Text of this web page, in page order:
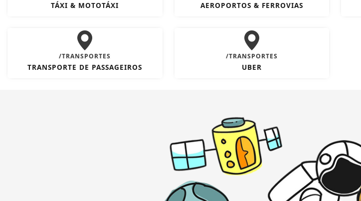
TÁXI & MOTOTÁXI AEROPORTOS & FERROVIAS
/TRANSPORTES
TRANSPORTE DE PASSAGEIROS
/TRANSPORTES
UBER